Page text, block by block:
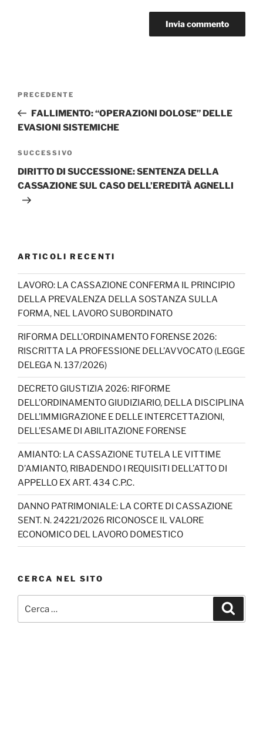
Articolo
precedente:
PRECEDENTE
FALLIMENTO: “OPERAZIONI DOLOSE” DELLE
EVASIONI SISTEMICHE
Articolo
successivo
SUCCESSIVO
DIRITTO DI SUCCESSIONE: SENTENZA DELLA
CASSAZIONE SUL CASO DELL’EREDITÀ AGNELLI
ARTICOLI RECENTI
LAVORO: LA CASSAZIONE CONFERMA IL PRINCIPIO
DELLA PREVALENZA DELLA SOSTANZA SULLA
FORMA, NEL LAVORO SUBORDINATO
RIFORMA DELL’ORDINAMENTO FORENSE 2026:
RISCRITTA LA PROFESSIONE DELL’AVVOCATO (LEGGE
DELEGA N. 137/2026)
DECRETO GIUSTIZIA 2026: RIFORME
DELL’ORDINAMENTO GIUDIZIARIO, DELLA DISCIPLINA
DELL’IMMIGRAZIONE E DELLE INTERCETTAZIONI,
DELL’ESAME DI ABILITAZIONE FORENSE
AMIANTO: LA CASSAZIONE TUTELA LE VITTIME
D’AMIANTO, RIBADENDO I REQUISITI DELL’ATTO DI
APPELLO EX ART. 434 C.P.C.
DANNO PATRIMONIALE: LA CORTE DI CASSAZIONE
SENT. N. 24221/2026 RICONOSCE IL VALORE
ECONOMICO DEL LAVORO DOMESTICO
CERCA NEL SITO